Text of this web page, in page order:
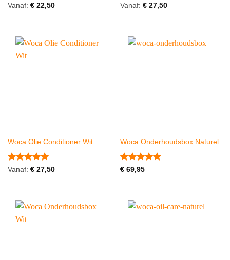
Gewaardeerd
Vanaf: €22,50 Vanaf: €27,50
Woca Olie Conditioner Wit
Gewaardeerd
Vanaf: €27,50
Woca Onderhoudsbox Naturel
Gewaardeerd
€69,95